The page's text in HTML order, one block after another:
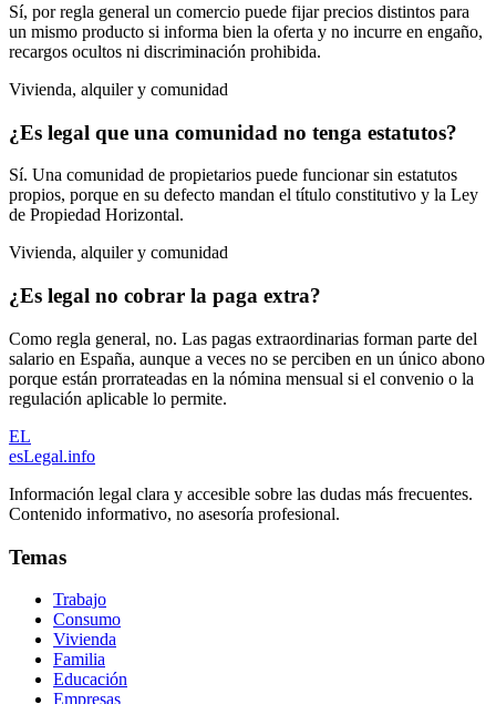
Sí, por regla general un comercio puede fijar precios distintos para
un mismo producto si informa bien la oferta y no incurre en engaño,
recargos ocultos ni discriminación prohibida.
Vivienda, alquiler y comunidad
¿Es legal que una comunidad no tenga estatutos?
Sí. Una comunidad de propietarios puede funcionar sin estatutos
propios, porque en su defecto mandan el título constitutivo y la Ley
de Propiedad Horizontal.
Vivienda, alquiler y comunidad
¿Es legal no cobrar la paga extra?
Como regla general, no. Las pagas extraordinarias forman parte del
salario en España, aunque a veces no se perciben en un único abono
porque están prorrateadas en la nómina mensual si el convenio o la
regulación aplicable lo permite.
EL
esLegal.info
Información legal clara y accesible sobre las dudas más frecuentes.
Contenido informativo, no asesoría profesional.
Temas
Trabajo
Consumo
Vivienda
Familia
Educación
Empresas